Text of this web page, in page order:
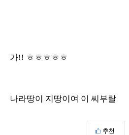
가!! ㅎㅎㅎㅎㅎ
나라땅이 지땅이여 이 씨부랄
추천